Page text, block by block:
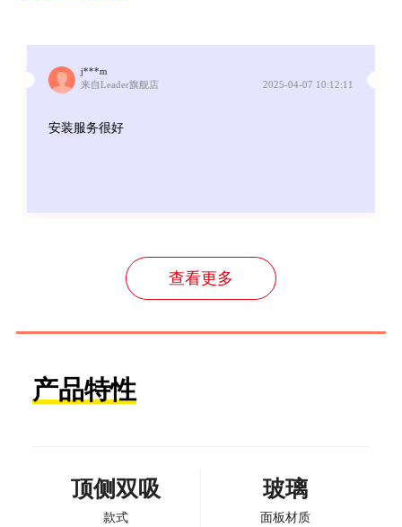
j***m
来自Leader旗舰店
2025-04-07 10:12:11
安装服务很好
查看更多
产品特性
顶侧双吸
款式
玻璃
面板材质